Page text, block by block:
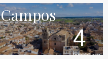
Campos
4
Inmobiliaria